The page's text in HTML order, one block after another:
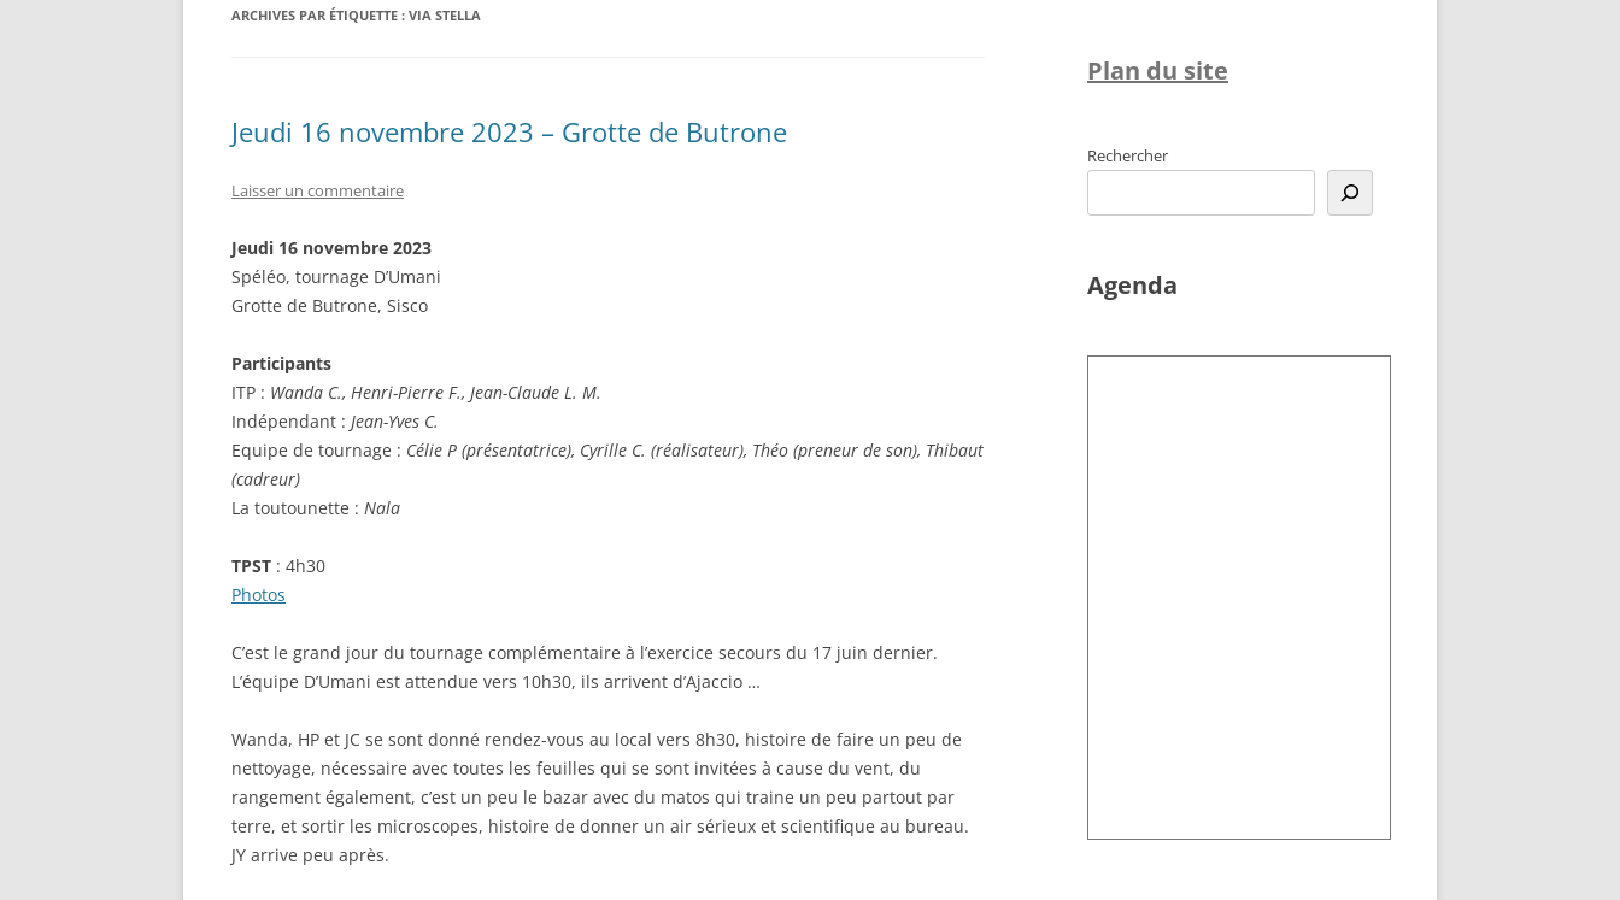
ARCHIVES PAR ÉTIQUETTE : VIA STELLA
Jeudi 16 novembre 2023 – Grotte de Butrone
Laisser un commentaire
Jeudi 16 novembre 2023
Spéléo, tournage D’Umani
Grotte de Butrone, Sisco
Participants
ITP : Wanda C., Henri-Pierre F., Jean-Claude L. M.
Indépendant : Jean-Yves C.
Equipe de tournage : Célie P (présentatrice), Cyrille C. (réalisateur), Théo (preneur de son), Thibaut
(cadreur)
La toutounette : Nala
TPST : 4h30
Photos
C’est le grand jour du tournage complémentaire à l’exercice secours du 17 juin dernier.
L’équipe D’Umani est attendue vers 10h30, ils arrivent d’Ajaccio …
Wanda, HP et JC se sont donné rendez-vous au local vers 8h30, histoire de faire un peu de
nettoyage, nécessaire avec toutes les feuilles qui se sont invitées à cause du vent, du
rangement également, c’est un peu le bazar avec du matos qui traine un peu partout par
terre, et sortir les microscopes, histoire de donner un air sérieux et scientifique au bureau.
JY arrive peu après.
Plan du site
Rechercher
Agenda